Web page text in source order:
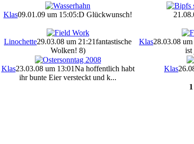
Klas09.01.09 um 15:05:D Glückwunsch!
Linochette29.03.08 um 21:21fantastische
Wolken! 8)
Klas28.03.08
ist
Klas23.03.08 um 13:01Na hoffentlich habt
ihr bunte Eier versteckt und k...
Klas
1